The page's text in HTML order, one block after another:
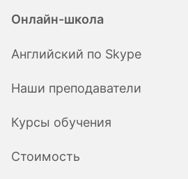
Онлайн-школа
Английский по Skype
Наши преподаватели
Курсы обучения
Стоимость